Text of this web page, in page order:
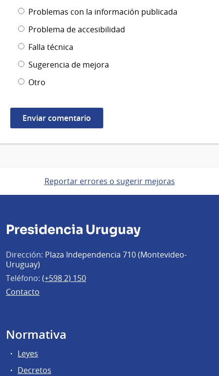
Problemas con la información publicada
Problema de accesibilidad
Falla técnica
Sugerencia de mejora
Otro
Reportar errores o sugerir mejoras
Presidencia Uruguay
Dirección: Plaza Independencia 710 (Montevideo-
Uruguay)
Teléfono: (+598 2) 150
Contacto
Normativa
Leyes
Decretos